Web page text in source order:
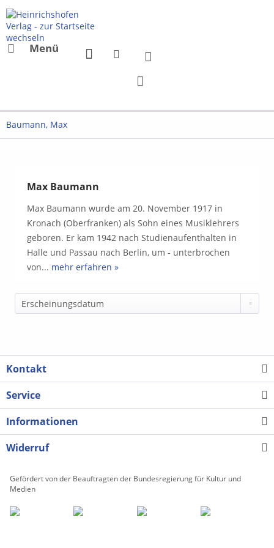
Menü
Baumann, Max
Max Baumann
Max Baumann wurde am 20. November 1917 in
Kronach (Oberfranken) als Sohn eines Musiklehrers
geboren. Er kam 1942 nach Studienaufenthalten in
Halle und Passau nach Berlin, um - unterbrochen
von... mehr erfahren »
Kontakt
Service
Informationen
Widerruf
Gefördert von der Beauftragten der Bundesregierung für Kultur und
Medien